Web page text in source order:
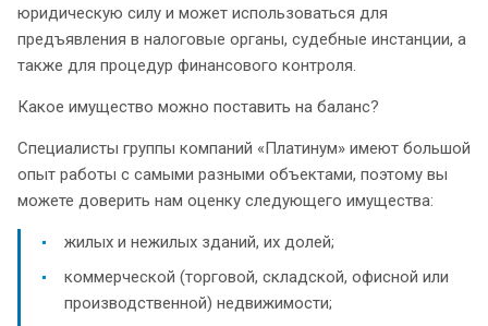
юридическую силу и может использоваться для
предъявления в налоговые органы, судебные инстанции, а
также для процедур финансового контроля.
Какое имущество можно поставить на баланс?
Специалисты группы компаний «Платинум» имеют большой
опыт работы с самыми разными объектами, поэтому вы
можете доверить нам оценку следующего имущества:
жилых и нежилых зданий, их долей;
коммерческой (торговой, складской, офисной или
производственной) недвижимости;